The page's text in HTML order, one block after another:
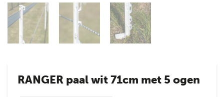
RANGER paal wit 71cm met 5 ogen